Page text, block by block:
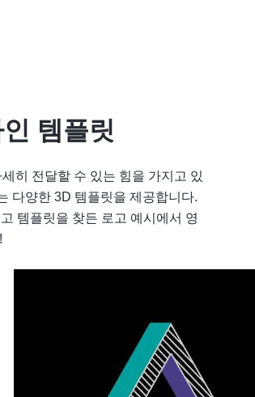
템플릿
히 전달할 수 있는 힘을 가지고 있
다양한 3D 템플릿을 제공합니다.
템플릿을 찾든 로고 예시에서 영